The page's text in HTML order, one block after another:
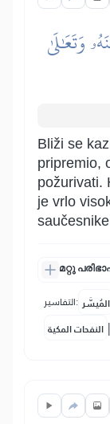
وَتَعَٰلَىٰ
Bliži se
pripremio,
požurivati.
je vrlo
മറ്റു
التفاسير: المُيسَّر
النفحات المكية |